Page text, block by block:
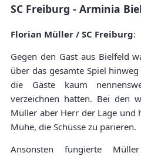
SC Freiburg - Arminia
Florian Müller / SC Freiburg:
Gegen den Gast aus Bielfeld
über das gesamte Spiel
die Gäste kaum
verzeichnen hatten. Bei den
Müller aber Herr der Lage und
Mühe, die Schüsse zu parieren.
Ansonsten fungierte